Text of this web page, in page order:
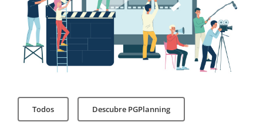
Todos Descubre PGPlanning